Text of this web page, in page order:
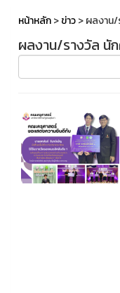
หน้าหลัก>ข่าว> ผลงาน
ผลงาน/รางวัล นั